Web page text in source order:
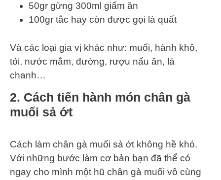
50gr gừng 300ml giấm ăn
100gr tắc hay còn được gọi là quất
Và các loại gia vị khác như: muối, hành khô,
tỏi, nước mắm, đường, rượu nấu ăn, lá
chanh…
2. Cách tiến hành món chân gà
muối sả ớt
Cách làm chân gà muối sả ớt không hề khó.
Với những bước làm cơ bản bạn đã thể có
ngay cho mình một hũ chân gà muối vô cùng